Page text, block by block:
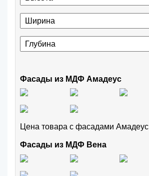
Фасады из МДФ Амадеус
Цена товара с фасадами Амадеус
Фасады из МДФ Вена